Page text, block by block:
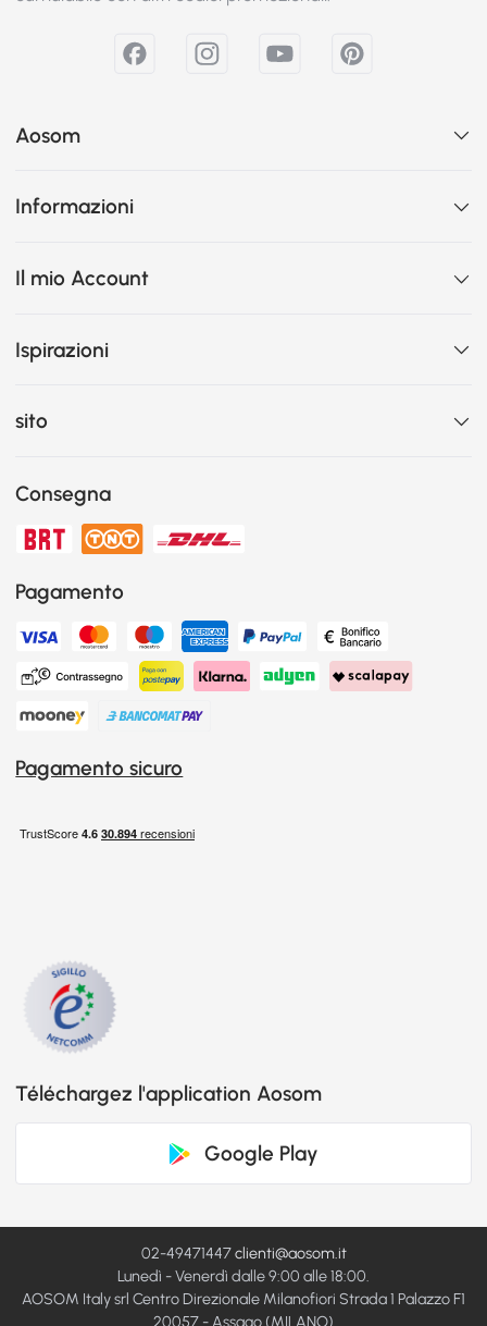
Aosom
Informazioni
Il mio Account
Ispirazioni
sito
Consegna
Pagamento
Pagamento sicuro
Téléchargez l'application Aosom
Google Play
02-49471447clienti@aosom.it
Lunedì - Venerdì dalle 9:00 alle 18:00.
AOSOM Italy srl Centro Direzionale Milanofiori Strada 1 Palazzo F1
20057 - Assago (MILANO)